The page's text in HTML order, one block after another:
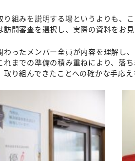
組みを説明する場というよりも、
訪問審査を選択し、実際の資料をお
ったメンバー全員が内容を理解し
までの準備の積み重ねにより、落
り組んできたことへの確かな手応え